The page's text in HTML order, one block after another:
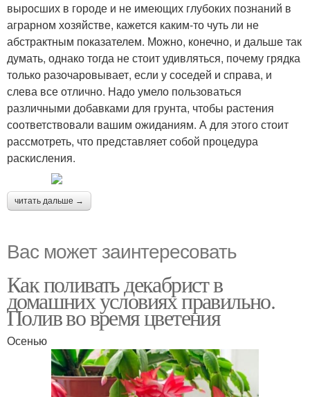
выросших в городе и не имеющих глубоких познаний в
аграрном хозяйстве, кажется каким-то чуть ли не
абстрактным показателем. Можно, конечно, и дальше так
думать, однако тогда не стоит удивляться, почему грядка
только разочаровывает, если у соседей и справа, и
слева все отлично. Надо умело пользоваться
различными добавками для грунта, чтобы растения
соответствовали вашим ожиданиям. А для этого стоит
рассмотреть, что представляет собой процедура
раскисления.
читать дальше →
Вас может заинтересовать
Как поливать декабрист в
домашних условиях правильно.
Полив во время цветения
Осенью